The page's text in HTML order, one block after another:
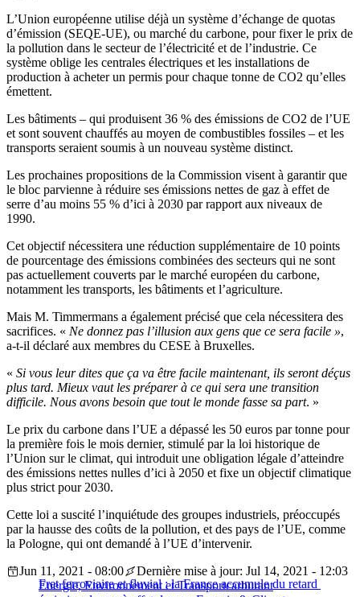
L’Union européenne utilise déjà un système d’échange de quotas
d’émission (SEQE-UE), ou marché du carbone, pour fixer le prix de
la pollution dans le secteur de l’électricité et de l’industrie. Ce
système oblige les centrales électriques et les installations de
production à acheter un permis pour chaque tonne de CO2 qu’elles
émettent.
Les bâtiments – qui produisent 36 % des émissions de CO2 de l’UE
et sont souvent chauffés au moyen de combustibles fossiles – et les
transports seraient soumis à un nouveau système distinct.
Les prochaines propositions de la Commission visent à garantir que
le bloc parvienne à réduire ses émissions nettes de gaz à effet de
serre d’au moins 55 % d’ici à 2030 par rapport aux niveaux de
1990.
Cet objectif nécessitera une réduction supplémentaire de 10 points
de pourcentage des émissions combinées des secteurs qui ne sont
pas actuellement couverts par le marché européen du carbone,
notamment les transports, les bâtiments et l’agriculture.
Mais M. Timmermans a également précisé que cela nécessitera des
sacrifices. « Ne donnez pas l’illusion aux gens que ce sera facile »,
a-t-il déclaré aux membres du CESE à Bruxelles.
« Si vous leur dites que ça va être facile maintenant, ils seront déçus
plus tard. Mieux vaut les préparer à ce qui sera une transition
difficile. Nous avons besoin que tout le monde fasse sa part. »
Le prix du carbone dans l’UE a dépassé les 50 euros par tonne pour
la première fois le mois dernier, stimulé par la loi historique de
l’Union sur le climat, qui introduit une obligation légale d’atteindre
des émissions nettes nulles d’ici à 2050 et fixe un objectif climatique
plus strict pour 2030.
Cette loi a suscité l’inquiétude des groupes industriels, préoccupés
par la hausse des coûts de la pollution, et des pays de l’UE, comme
la Pologne, qui ont demandé à l’UE d’intervenir.
Fret ferroviaire et fluvial : la France accumule du retard
Jun 11, 2021 - 08:00
Dernière mise à jour: Jul 14, 2021 - 12:03
Energie, Environnement et Transportcarburant